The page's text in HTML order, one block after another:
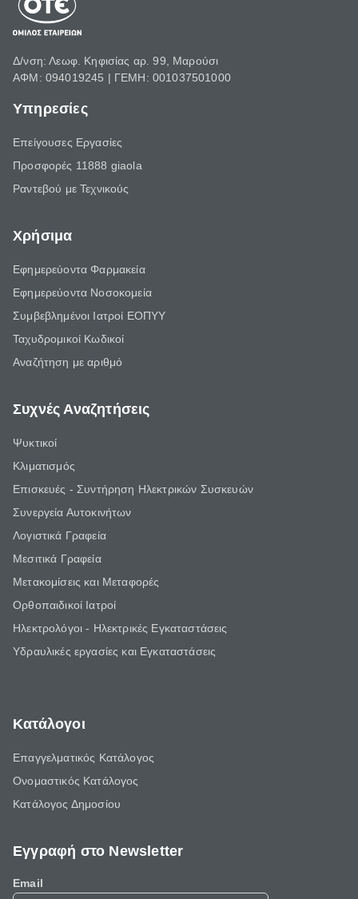
Δ/νση: Λεωφ. Κηφισίας αρ. 99, Μαρούσι
ΑΦΜ: 094019245 | ΓΕΜΗ: 001037501000
Υπηρεσίες
Επείγουσες Εργασίες
Προσφορές 11888 giaola
Ραντεβού με Τεχνικούς
Χρήσιμα
Εφημερεύοντα Φαρμακεία
Εφημερεύοντα Νοσοκομεία
Συμβεβλημένοι Ιατροί ΕΟΠΥΥ
Ταχυδρομικοί Κωδικοί
Αναζήτηση με αριθμό
Συχνές Αναζητήσεις
Ψυκτικοί
Κλιματισμός
Επισκευές - Συντήρηση Ηλεκτρικών Συσκευών
Συνεργεία Αυτοκινήτων
Λογιστικά Γραφεία
Μεσιτικά Γραφεία
Μετακομίσεις και Μεταφορές
Ορθοπαιδικοί Ιατροί
Ηλεκτρολόγοι - Ηλεκτρικές Εγκαταστάσεις
Υδραυλικές εργασίες και Εγκαταστάσεις
Κατάλογοι
Επαγγελματικός Κατάλογος
Ονομαστικός Κατάλογος
Κατάλογος Δημοσίου
Εγγραφή στο Newsletter
Email